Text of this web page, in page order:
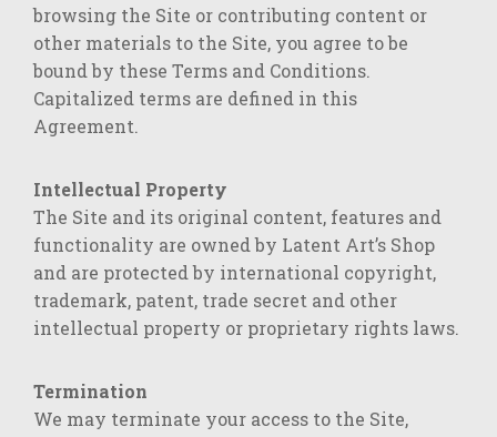
browsing the Site or contributing content or
other materials to the Site, you agree to be
bound by these Terms and Conditions.
Capitalized terms are defined in this
Agreement.
Intellectual Property
The Site and its original content, features and
functionality are owned by Latent Art’s Shop
and are protected by international copyright,
trademark, patent, trade secret and other
intellectual property or proprietary rights laws.
Termination
We may terminate your access to the Site,